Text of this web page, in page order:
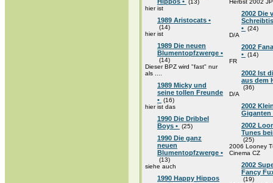
(13)
hier ist
1989 Aristocats •
(14)
hier ist
1989 Die neuen
Blumentopfzwerge •
(14)
Dieser BPZ wird "fast" nur
als ....
1989 Micky und
seine tollen Freunde
• (16)
hier ist das
1990 Die Dribbel
Boys • (25)
1990 Die ganz
neuen
Blumentopfzwerge •
(13)
siehe auch
1990 Happy Hippos
Herbst 2002 JP
2002 Die
• (24)
D/A
2002
• (14)
FR
2002 Ist
aus dem
(36)
D/A
2002
Giganten
2002
Tunes
(25)
2006 Looney
Cinema CZ
2002
Fancy
(19)